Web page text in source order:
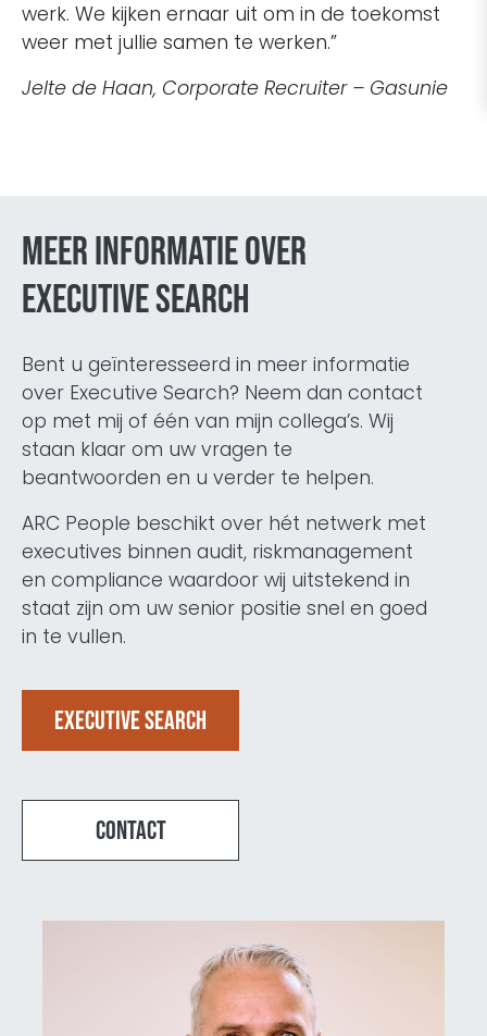
werk. We kijken ernaar uit om in de toekomst
weer met jullie samen te werken.”
Jelte de Haan, Corporate Recruiter – Gasunie
Meer informatie over
Executive Search
Bent u geïnteresseerd in meer informatie
over Executive Search? Neem dan contact
op met mij of één van mijn collega’s. Wij
staan klaar om uw vragen te
beantwoorden en u verder te helpen.
ARC People beschikt over hét netwerk met
executives binnen audit, riskmanagement
en compliance waardoor wij uitstekend in
staat zijn om uw senior positie snel en goed
in te vullen.
Executive search
Contact